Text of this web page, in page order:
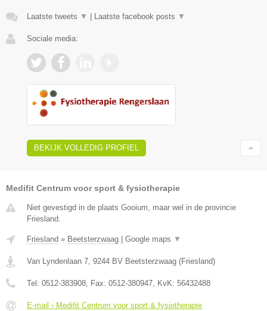
Laatste tweets ▼ Laatste facebook posts ▼
Sociale media:
BEKIJK VOLLEDIG PROFIEL
Medifit Centrum voor sport & fysiotherapie
Niet gevestigd in de plaats Gooium, maar wel in de provincie
Friesland.
Friesland » Beetsterzwaag Google maps ▼
Van Lyndenlaan 7 9244 BV Beetsterzwaag (Friesland)
Tel: 0512-383908 , Fax: 0512-380947 , KvK: 56432488
E-mail › Medifit Centrum voor sport & fysiotherapie